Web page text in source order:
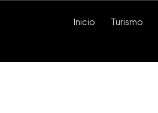
Inicio Turismo